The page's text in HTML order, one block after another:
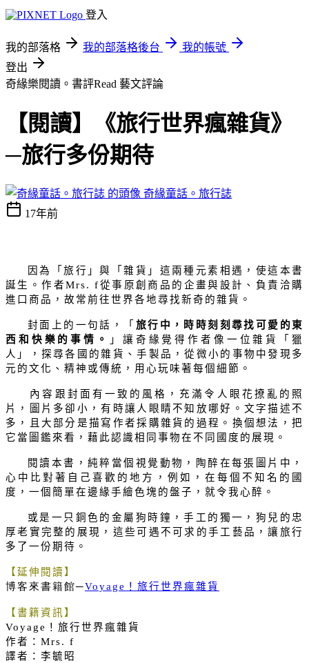
登入
我的部落格 我的部落格後台
我的帳號
登出
奇緣樂閱讀。書評Read 藝文評論
【閱讀】《旅行世界瘋雜貨》
─旅行多份期待
奇緣童話。旅行誌
17年前
因為「旅行」與「雜貨」這兩種元素相遇，使這本書
誕生。作者Mrs. f從事原創商品的企畫與設計、負責洽購
進口商品，故常前往世界各地尋找新奇的雜貨。
封面上的一句話，「 旅行中，時時刻刻尋找可愛的東
西和快樂的事情。
」讓奇緣覺得作者像一位雜貨「獵
人」，探尋各國的雜貨、手製品，從微小的事物中發現多
元的文化、精神或傳統，用心玩味著每個細節。
內容跟封面有一致的風格，充滿令人眼花撩亂的照
片，圖片多卻小，有時讓人眼睛不知放哪好。文字描述不
多，且大部分是描寫作者採購雜貨的過程。換個想法，把
它當圖鑑來看，藉此認識相同事物在不同國度的展現。
閱讀本書，純粹當個視覺動物，陶醉在每張圖片中，
心中比對著自己喜歡的地方，例如，在每個不知名的國
度，一個簡單在邊緣手繪色塊的盤子，就令我心醉。
或是一只銅色的金屬狗時鐘，手工的獨一，狗兒的忠
厚老實完整的展現，這些可遇不可求的手工藝品，讓旅行
多了一份期待。
【延伸閱讀】
博客來書籍館─Voyage ！旅行世界瘋雜貨
【書籍資訊】
Voyage ！旅行世界瘋雜貨
作者： Mrs. f
譯者：李毓昭